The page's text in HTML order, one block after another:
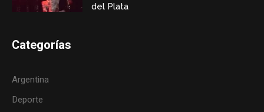
del Plata
Categorías
Argentina
Deporte